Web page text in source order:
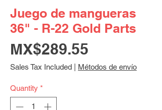
Juego de mangueras
36" - R-22 Gold Parts
MX$289.55
Sales Tax Included Métodos de envío
Quantity *